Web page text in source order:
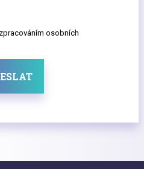
osobních